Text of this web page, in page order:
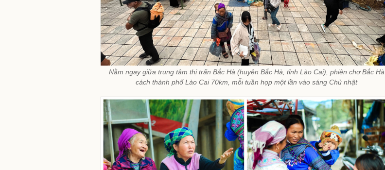
Nằm ngay giữa trung tâm thị trấn Bắc Hà (huyện Bắc Hà, tỉnh Lào Cai), phiên chợ Bắc Hà
cách thành phố Lào Cai 70km, mỗi tuần họp một lần vào sáng Chủ nhật